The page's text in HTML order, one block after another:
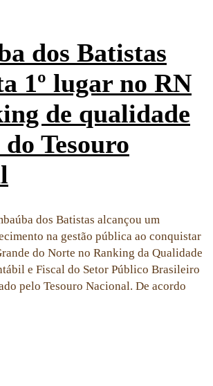
dos Batistas
1º lugar no RN
de qualidade
Tesouro
dos Batistas alcançou um
na gestão pública ao conquistar
do Norte no Ranking da Qualidade
e Fiscal do Setor Público Brasileiro
pelo Tesouro Nacional. De acordo